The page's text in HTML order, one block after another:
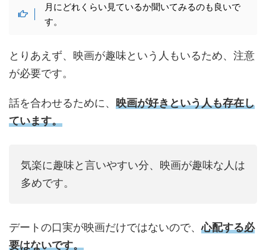
月にどれくらい見ているか聞いてみるのも良いで
す。
とりあえず、映画が趣味という人もいるため、注意
が必要です。
話を合わせるために、 映画が好きという人も存在し
ています。
気楽に趣味と言いやすい分、映画が趣味な人は
多めです。
デートの口実が映画だけではないので、心配する必
要はないです。